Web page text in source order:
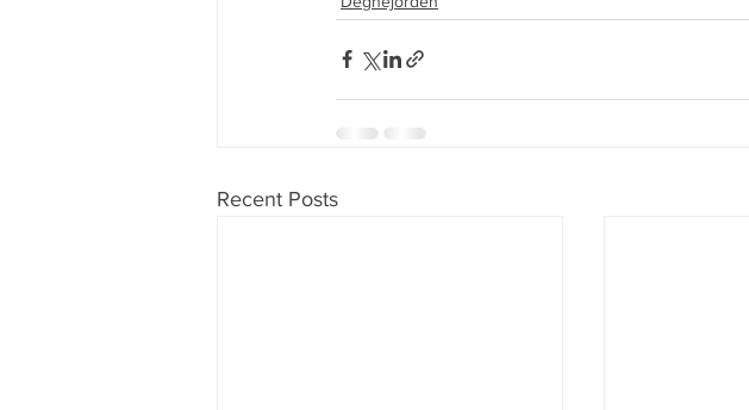
Recent Posts